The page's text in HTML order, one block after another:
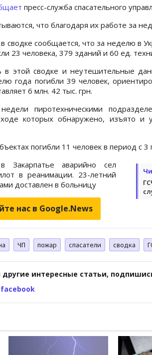
пресс-служба спасательного
что благодаря их работе за
в сводке сообщается, что за неделю в
23 человека, 379 зданий и 60 ед.
в этой сводке и неутешительные
года погибли 39 человек,
6 млн. 42 тыс. грн.
пиротехническими
которых обнаружено, изъято и
погибли 11 человек в период с 3
Закарпатье аварийно сел
в реанимации. 23-летний
доставлен в больницу
нас в Google.News
ЧП пожар спасатели сводка
другие интересные статьи,